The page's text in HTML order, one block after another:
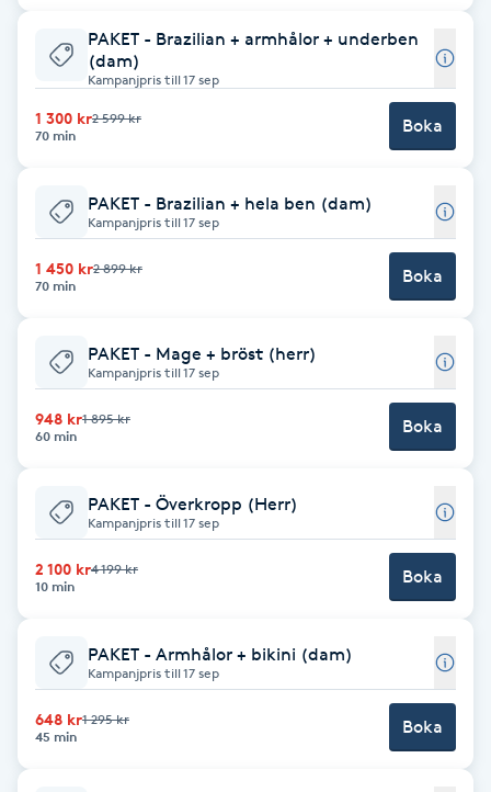
Föning
Gel naglar
Gelenaglar
Gellack med förstärkning
Gravidmassage
Gravidyoga
Gruppträning
Gua Sha-massage
Hatha Yoga
Headspa
PAKET - Brazilian + armhålor + underben
(dam)
Kampanjpris till 17 sep
1 300 kr2 599 kr
70 min
Boka
PAKET - Brazilian + hela ben (dam)
Kampanjpris till 17 sep
1 450 kr2 899 kr
70 min
Boka
PAKET - Mage + bröst (herr)
Kampanjpris till 17 sep
948 kr1 895 kr
60 min
Boka
PAKET - Överkropp (Herr)
Kampanjpris till 17 sep
2 100 kr4 199 kr
10 min
Boka
PAKET - Armhålor + bikini (dam)
Kampanjpris till 17 sep
648 kr1 295 kr
45 min
Boka